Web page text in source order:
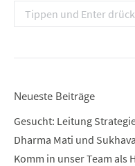
Search:
Neueste Beiträge
Gesucht: Leitung
Dharma Mati und
Komm in unser Team als